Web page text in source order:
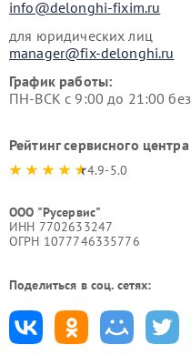
info@delonghi-fixim.ru
для юридических лиц
manager@fix-delonghi.ru
График работы:
ПН-ВСК с 9:00 до 21:00
Рейтинг сервисного центра
4.9-5.0
ООО "Русервис"
ИНН 7702633247
ОГРН 1077746335776
Поделиться в соц. сетях: